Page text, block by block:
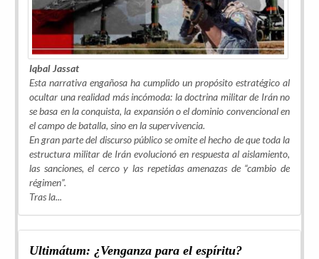
Iqbal Jassat
Esta narrativa engañosa ha cumplido un propósito estratégico al
ocultar una realidad más incómoda: la doctrina militar de Irán no
se basa en la conquista, la expansión o el dominio convencional en
el campo de batalla, sino en la supervivencia.
En gran parte del discurso público se omite el hecho de que toda la
estructura militar de Irán evolucionó en respuesta al aislamiento,
las sanciones, el cerco y las repetidas amenazas de “cambio de
régimen”.
Tras la...
Ultimátum: ¿Venganza para el espíritu?